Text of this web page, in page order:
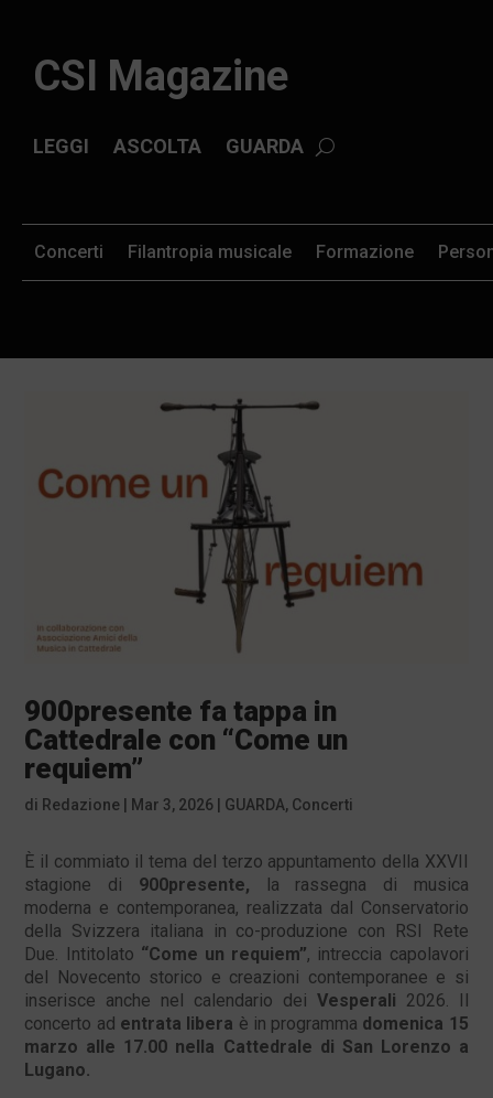
CSI Magazine
ASCOLTA GUARDA
LEGGI
Formazione
Concerti Filantropia musicale
900presente fa tappa in
Cattedrale con “Come un
requiem”
di Redazione Mar 3, 2026 GUARDA, Concerti
È il commiato il tema del terzo appuntamento della XXVII
stagione di 900presente,
la rassegna di musica
moderna e contemporanea, realizzata dal Conservatorio
della Svizzera italiana in co-produzione con RSI Rete
Due. Intitolato “Come un requiem”, intreccia capolavori
del Novecento storico e creazioni contemporanee e si
inserisce anche nel calendario dei Vesperali 2026. Il
concerto ad entrata libera è in programma domenica 15
marzo alle 17.00 nella Cattedrale di San Lorenzo a
Lugano.